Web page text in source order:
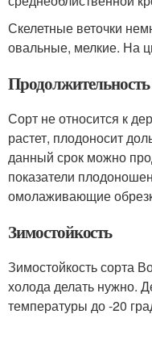
Скелетные веточки
овальные, мелкие. На
Сорт не относится к
растет, плодоносит
данный срок можно
показатели
омолаживающие
Зимостойкость
Зимостойкость сорта
холода делать нужно.
температуры до -20